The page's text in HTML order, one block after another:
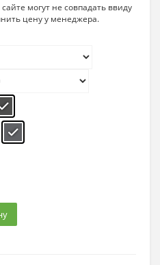
могут не совпадать ввиду
цену у менеджера.